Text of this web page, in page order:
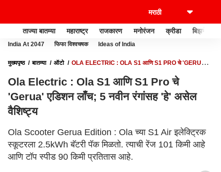
ताज्या बातम्या महाराष्ट्र राजकारण मनोरंजन क्रीडा बिझनेस
India At 2047 फिफा विश्वचषक Ideas of India
मुख्यपृष्ठ बातम्या ऑटो
OLA ELECTRIC : OLA S1 आणि S1 PRO चे 'GERUA'
Ola Electric : Ola S1 आणि S1 Pro चे
'Gerua' एडिशन लाँच; 5 नवीन रंगांसह 'हे' असेल
वैशिष्ट्य
Ola Scooter Gerua Edition : Ola च्या S1 Air इलेक्ट्रिक
स्कूटरला 2.5kWh बॅटरी पॅक मिळतो. त्याची रेंज 101 किमी आहे
आणि टॉप स्पीड 90 किमी प्रतितास आहे.